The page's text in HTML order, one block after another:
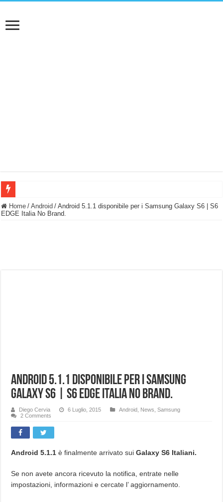
BASTA FATICARE! Questo robot tagliaerba lo appoggi e fa tutto lui! (Senza
Home / Android / Android 5.1.1 disponibile per i Samsung Galaxy S6 | S6
EDGE Italia No Brand.
Android 5.1.1 disponibile per i Samsung
Galaxy S6 | S6 EDGE Italia No Brand.
Diego Cervia 6 Luglio, 2015 Android News ,Samsung
2 Comments
Android 5.1.1 è finalmente arrivato suiGalaxy S6 Italiani.
Se non avete ancora ricevuto la notifica, entrate nelle
impostazioni, informazioni e cercate l’ aggiornamento.